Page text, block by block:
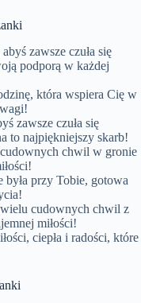
zawsze czuła się
podporą w każdej
która wspiera Cię w
zawsze czuła się
to najpiękniejszy skarb!
chwil w gronie
przy Tobie, gotowa
cudownych chwil z
miłości!
ciepła i radości, które